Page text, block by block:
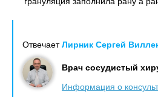
ОтвечаетЛирник Сергей
Врач сосудистый
Информация о